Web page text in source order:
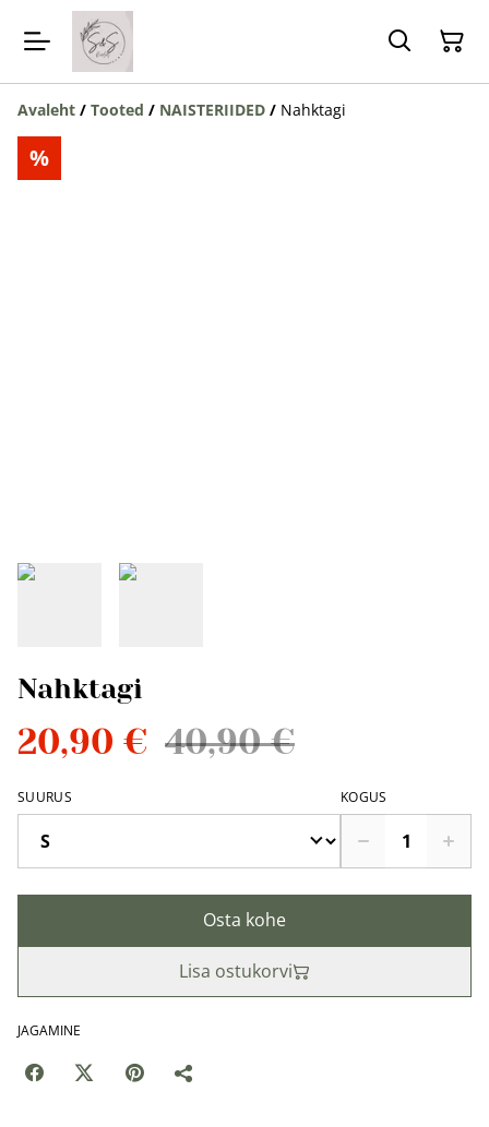
Avaleht / Tooted / NAISTERIIDED / Nahktagi
%
Nahktagi
20,90 € 40,90 €
SUURUS KOGUS
Osta kohe
Lisa ostukorvi
JAGAMINE